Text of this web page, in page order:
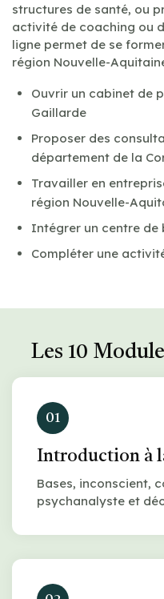
structures de santé, ou
activité de coaching ou
ligne permet de se
région Nouvelle-
Ouvrir un cabinet de
Gaillarde
Proposer des
département de la
Travailler en
région Nouvelle-
Intégrer un centre de
Compléter une
Les 10
01
Introduction à
Bases, inconscient,
psychanalyste et